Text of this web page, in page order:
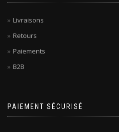
Livraisons
Retours
Paiements
B2B
PAIEMENT SÉCURISÉ